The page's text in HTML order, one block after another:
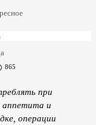
865
при
аппетита и
операции